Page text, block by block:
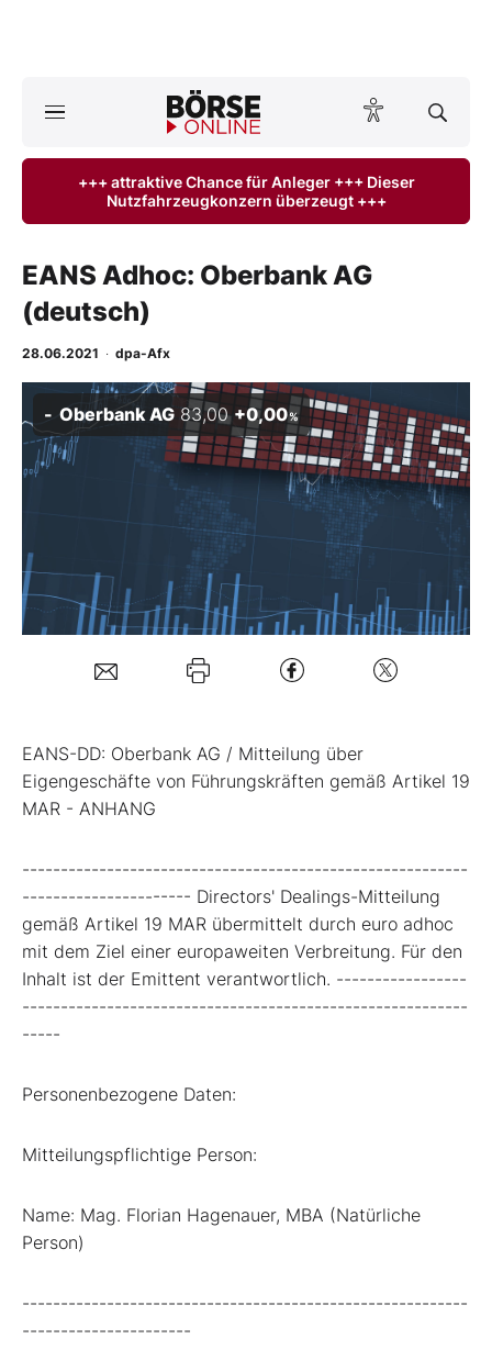
ktuelle Ausgabe BÖRSE ONLINE lesen
Finanz-Check
Abo & Shop
BO-Musterdepots
Mein Konto
Folgen Sie uns
Kontakt
+++ attraktive Chance für Anleger +++ Dieser
Nutzfahrzeugkonzern überzeugt +++
EANS Adhoc: Oberbank AG
(deutsch)
28.06.2021 · dpa-Afx
Oberbank AG 83,00 +0,00%
EANS-DD: Oberbank AG / Mitteilung über
Eigengeschäfte von Führungskräften gemäß Artikel 19
MAR - ANHANG
----------------------------------------------------------
---------------------- Directors' Dealings-Mitteilung
gemäß Artikel 19 MAR übermittelt durch euro adhoc
mit dem Ziel einer europaweiten Verbreitung. Für den
Inhalt ist der Emittent verantwortlich. -----------------
----------------------------------------------------------
-----
Personenbezogene Daten:
Mitteilungspflichtige Person:
Name: Mag. Florian Hagenauer, MBA (Natürliche
Person)
----------------------------------------------------------
----------------------